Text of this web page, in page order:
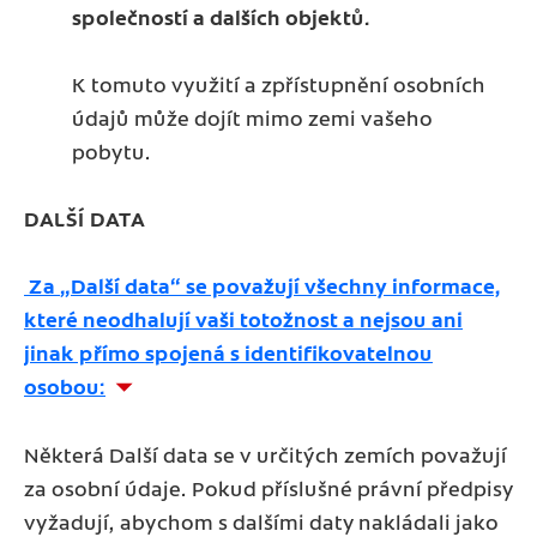
společností a dalších objektů.
K tomuto využití a zpřístupnění osobních
údajů může dojít mimo zemi vašeho
pobytu.
DALŠÍ DATA
Za „Další data“ se považují všechny informace,
které neodhalují vaši totožnost a nejsou ani
jinak přímo spojená s identifikovatelnou
osobou:
Některá Další data se v určitých zemích považují
za osobní údaje. Pokud příslušné právní předpisy
vyžadují, abychom s dalšími daty nakládali jako